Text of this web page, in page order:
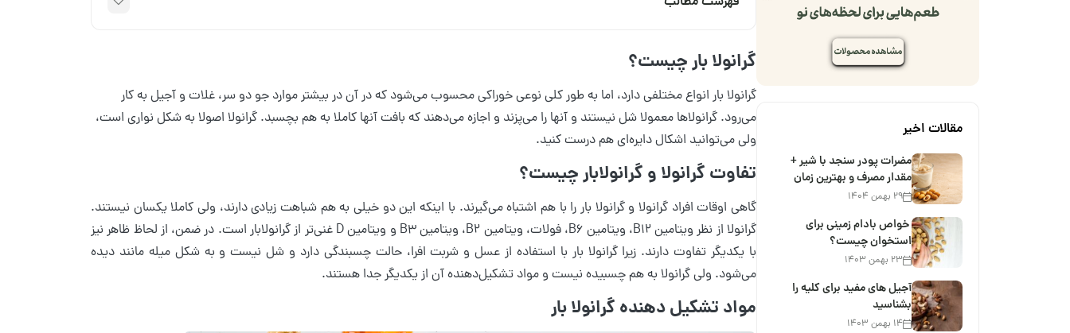
گرانولا بار چیست؟
گرانولا بار انواع مختلفی دارد، اما به طور کلی نوعی خوراکی محسوب می‌شود که در آن در بیشتر موارد جو دو سر، غلات و آجیل به کار
می‌رود. گرانولاها معمولا شل نیستند و آنها را می‌پزند و اجازه می‌دهند که بافت آنها کاملا به هم بچسبد. گرانولا اصولا به شکل نواری است،
ولی می‌توانید اشکال دایره‌ای هم درست کنید.
تفاوت گرانولا و گرانولابار چیست؟
گاهی اوقات افراد گرانولا و گرانولا بار را با هم اشتباه می‌گیرند. با اینکه این دو خیلی به هم شباهت زیادی دارند، ولی کاملا یکسان نیستند.
گرانولا از نظر ویتامین B12، ویتامین B6، فولات، ویتامین B2، ویتامین B3 و ویتامین D غنی‌تر از گرانولابار است. در ضمن، از لحاظ ظاهر نیز
با یکدیگر تفاوت دارند. زیرا گرانولا بار با استفاده از عسل و شربت افرا، حالت چسبندگی دارد و شل نیست و به شکل میله مانند دیده
می‌شود. ولی گرانولا به هم چسبیده نیست و مواد تشکیل‌دهنده آن از یکدیگر جدا هستند.
مواد تشکیل دهنده گرانولا بار
مقالات اخیر
مضرات پودر سنجد با شیر +
مقدار مصرف و بهترین زمان
۲۹ بهمن ۱۴۰۴
خواص بادام زمینی برای
استخوان چیست؟
۲۳ بهمن ۱۴۰۳
آجیل های مفید برای کلیه را
بشناسید
۱۴ بهمن ۱۴۰۳